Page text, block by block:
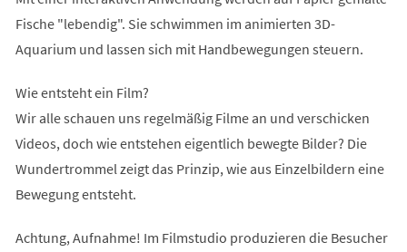
Fische "lebendig". Sie schwimmen im animierten 3D-
Aquarium und lassen sich mit Handbewegungen steuern.
Wie entsteht ein Film?
Wir alle schauen uns regelmäßig Filme an und verschicken
Videos, doch wie entstehen eigentlich bewegte Bilder? Die
Wundertrommel zeigt das Prinzip, wie aus Einzelbildern eine
Bewegung entsteht.
Achtung, Aufnahme! Im Filmstudio produzieren die Besucher